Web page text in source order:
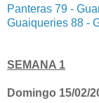
Panteras 79 -
Guaiqueries 88 -
SEMANA 1
Domingo 15/02/